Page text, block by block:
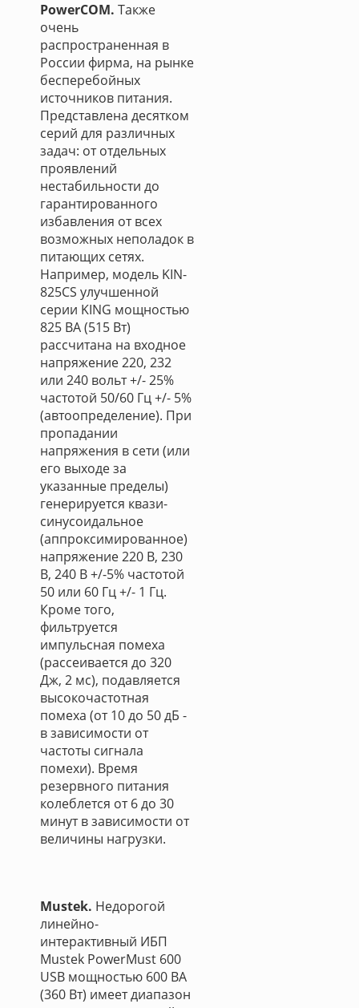
PowerCOM. Также
очень
распространенная в
России фирма, на рынке
бесперебойных
источников питания.
Представлена десятком
серий для различных
задач: от отдельных
проявлений
нестабильности до
гарантированного
избавления от всех
возможных неполадок в
питающих сетях.
Например, модель KIN-
825CS улучшенной
серии KING мощностью
825 ВА (515 Вт)
рассчитана на входное
напряжение 220, 232
или 240 вольт +/- 25%
частотой 50/60 Гц +/- 5%
(автоопределение). При
пропадании
напряжения в сети (или
его выходе за
указанные пределы)
генерируется квази-
синусоидальное
(аппроксимированное)
напряжение 220 В, 230
В, 240 В +/-5% частотой
50 или 60 Гц +/- 1 Гц.
Кроме того,
фильтруется
импульсная помеха
(рассеивается до 320
Дж, 2 мс), подавляется
высокочастотная
помеха (от 10 до 50 дБ -
в зависимости от
частоты сигнала
помехи). Время
резервного питания
колеблется от 6 до 30
минут в зависимости от
величины нагрузки.
Mustek. Недорогой
линейно-
интерактивный ИБП
Mustek PowerMust 600
USB мощностью 600 ВА
(360 Вт) имеет диапазон